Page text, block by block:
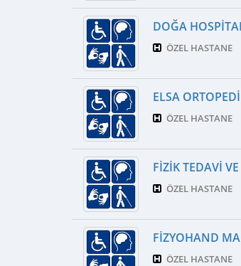
DOĞA
ÖZEL HASTANE
ELSA
ÖZEL HASTANE
FIZIK TEDAVI
ÖZEL HASTANE
FIZYOHAND
ÖZEL HASTANE